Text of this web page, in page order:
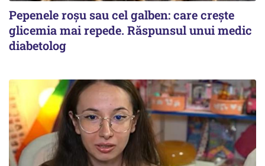
Pepenele roșu sau cel galben: care crește
glicemia mai repede. Răspunsul unui medic
diabetolog